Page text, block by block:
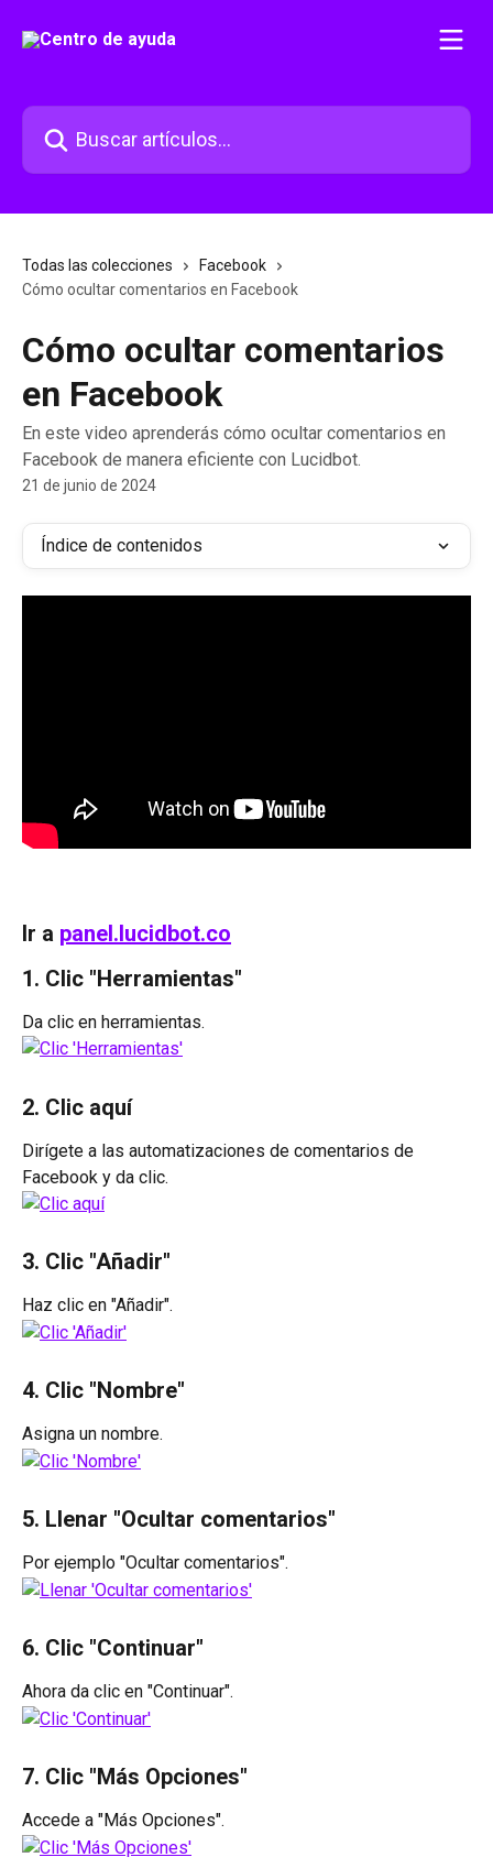
Buscar artículos...
Todas las colecciones
Facebook
Cómo ocultar comentarios en Facebook
Cómo ocultar comentarios
en Facebook
En este video aprenderás cómo ocultar comentarios en
Facebook de manera eficiente con Lucidbot.
21 de junio de 2024
Índice de contenidos
Ir a panel.lucidbot.co
1. Clic "Herramientas"
Da clic en herramientas.
2. Clic aquí
Dirígete a las automatizaciones de comentarios de
Facebook y da clic.
3. Clic "Añadir"
Haz clic en "Añadir".
4. Clic "Nombre"
Asigna un nombre.
5. Llenar "Ocultar comentarios"
Por ejemplo "Ocultar comentarios".
6. Clic "Continuar"
Ahora da clic en "Continuar".
7. Clic "Más Opciones"
Accede a "Más Opciones".